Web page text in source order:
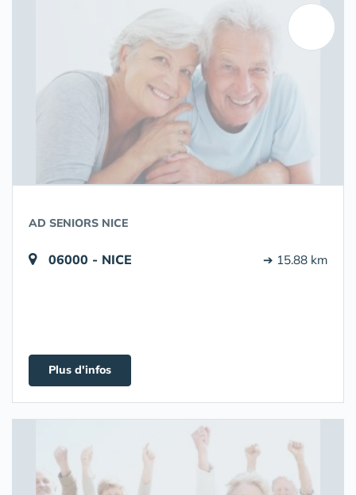
AD SENIORS NICE
06000 - NICE ➔ 15.88 km
Plus d'infos